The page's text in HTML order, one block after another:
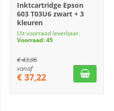
Inktcartridge Epson
603 T03U6 zwart + 3
kleuren
Uit voorraad leverbaar.
Voorraad: 45
€43,06
vanaf
€ 37,22